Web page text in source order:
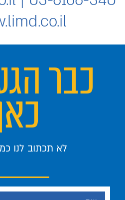
כבר
לא תכתוב לנו